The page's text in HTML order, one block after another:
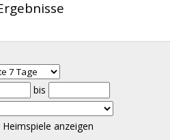
bis
Heimspiele anzeigen